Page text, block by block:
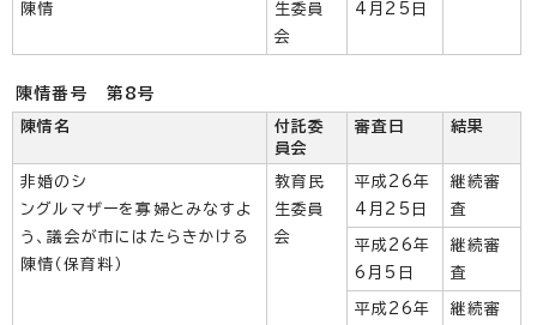
陳情
生委員
会
4月25日
陳情番号 第8号
陳情名
付託委
員会
審査日 結果
非婚のシ
ングルマザーを寡婦とみなすよ
う、議会が市にはたらきかける
陳情（保育料）
教育民
生委員
会
平成26年
4月25日
継続審
査
平成26年
6月5日
継続審
査
平成26年
継続審